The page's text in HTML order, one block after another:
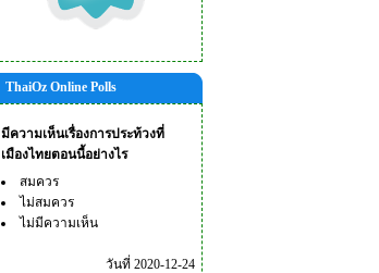
ThaiOz Online Polls
มีความเห็นเรื่องการประท้วงที่
เมืองไทยตอนนี้อย่างไร
สมควร
ไม่สมควร
ไม่มีความเห็น
วันที่ 2020-12-24